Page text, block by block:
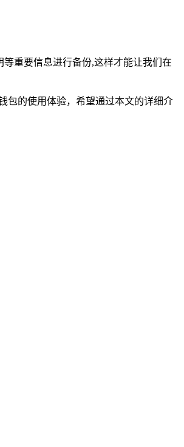
等重要信息进行备份,这样才能让我们在
包的使用体验，希望通过本文的详细介